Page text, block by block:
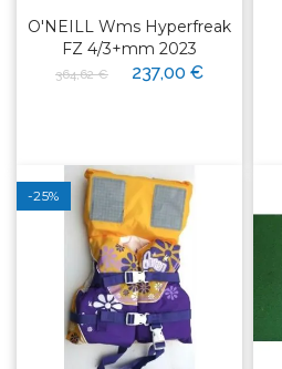
O'NEILL Wms Hyperfreak
FZ 4/3+mm 2023
364,62 € 237,00 €
-25%